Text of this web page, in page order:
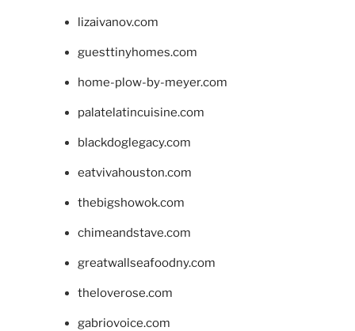
lizaivanov.com
guesttinyhomes.com
home-plow-by-meyer.com
palatelatincuisine.com
blackdoglegacy.com
eatvivahouston.com
thebigshowok.com
chimeandstave.com
greatwallseafoodny.com
theloverose.com
gabriovoice.com